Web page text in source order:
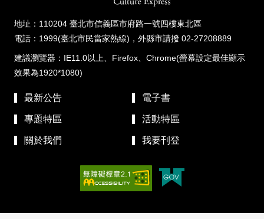
地址：110204 臺北市信義區市府路一號四樓東北區
電話：1999(臺北市民當家熱線)，外縣市請撥 02-27208889
建議瀏覽器：IE11.0以上、Firefox、Chrome(螢幕設定最佳顯示
效果為1920*1080)
最新公告 電子書
專題特區 活動特區
關於我們 我要刊登